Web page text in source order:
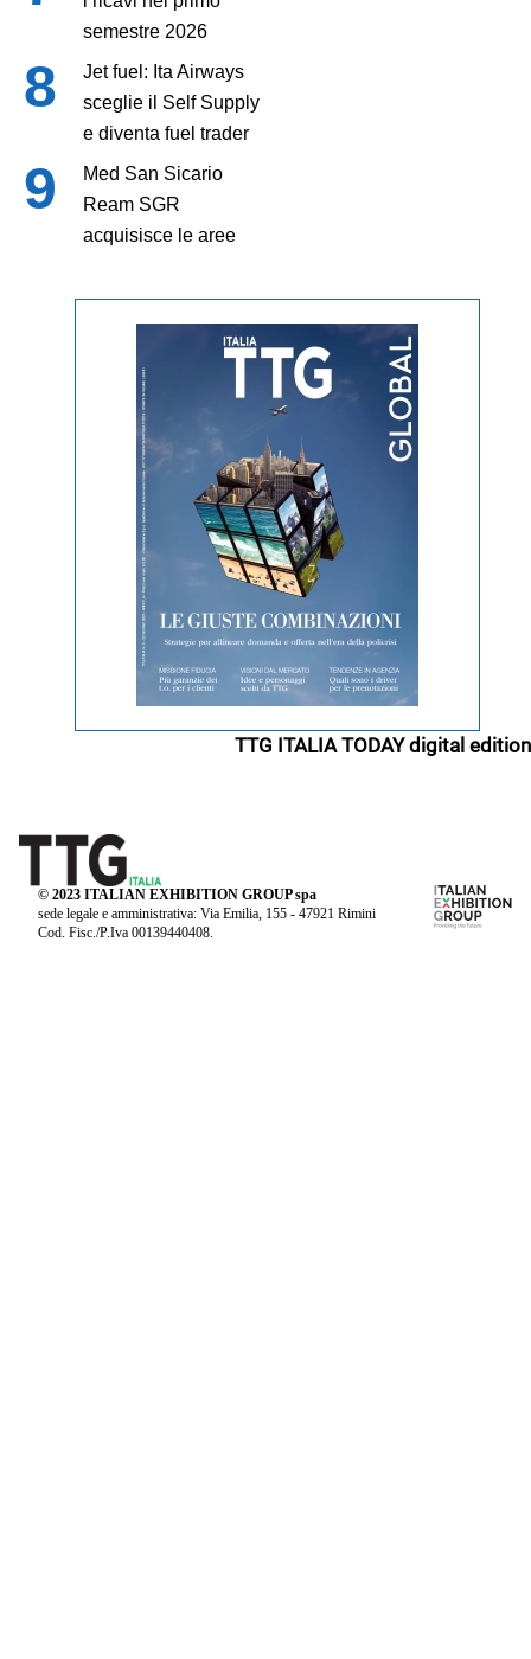
semestre 2026
Jet fuel: Ita Airways
sceglie il Self Supply
e diventa fuel trader
Med San Sicario
Ream SGR
acquisisce le aree
TTG ITALIA TODAY digital edition
© 2023 ITALIAN EXHIBITION GROUP spa
sede legale e amministrativa: Via Emilia, 155 - 47921 Rimini
Cod. Fisc./P.Iva 00139440408.